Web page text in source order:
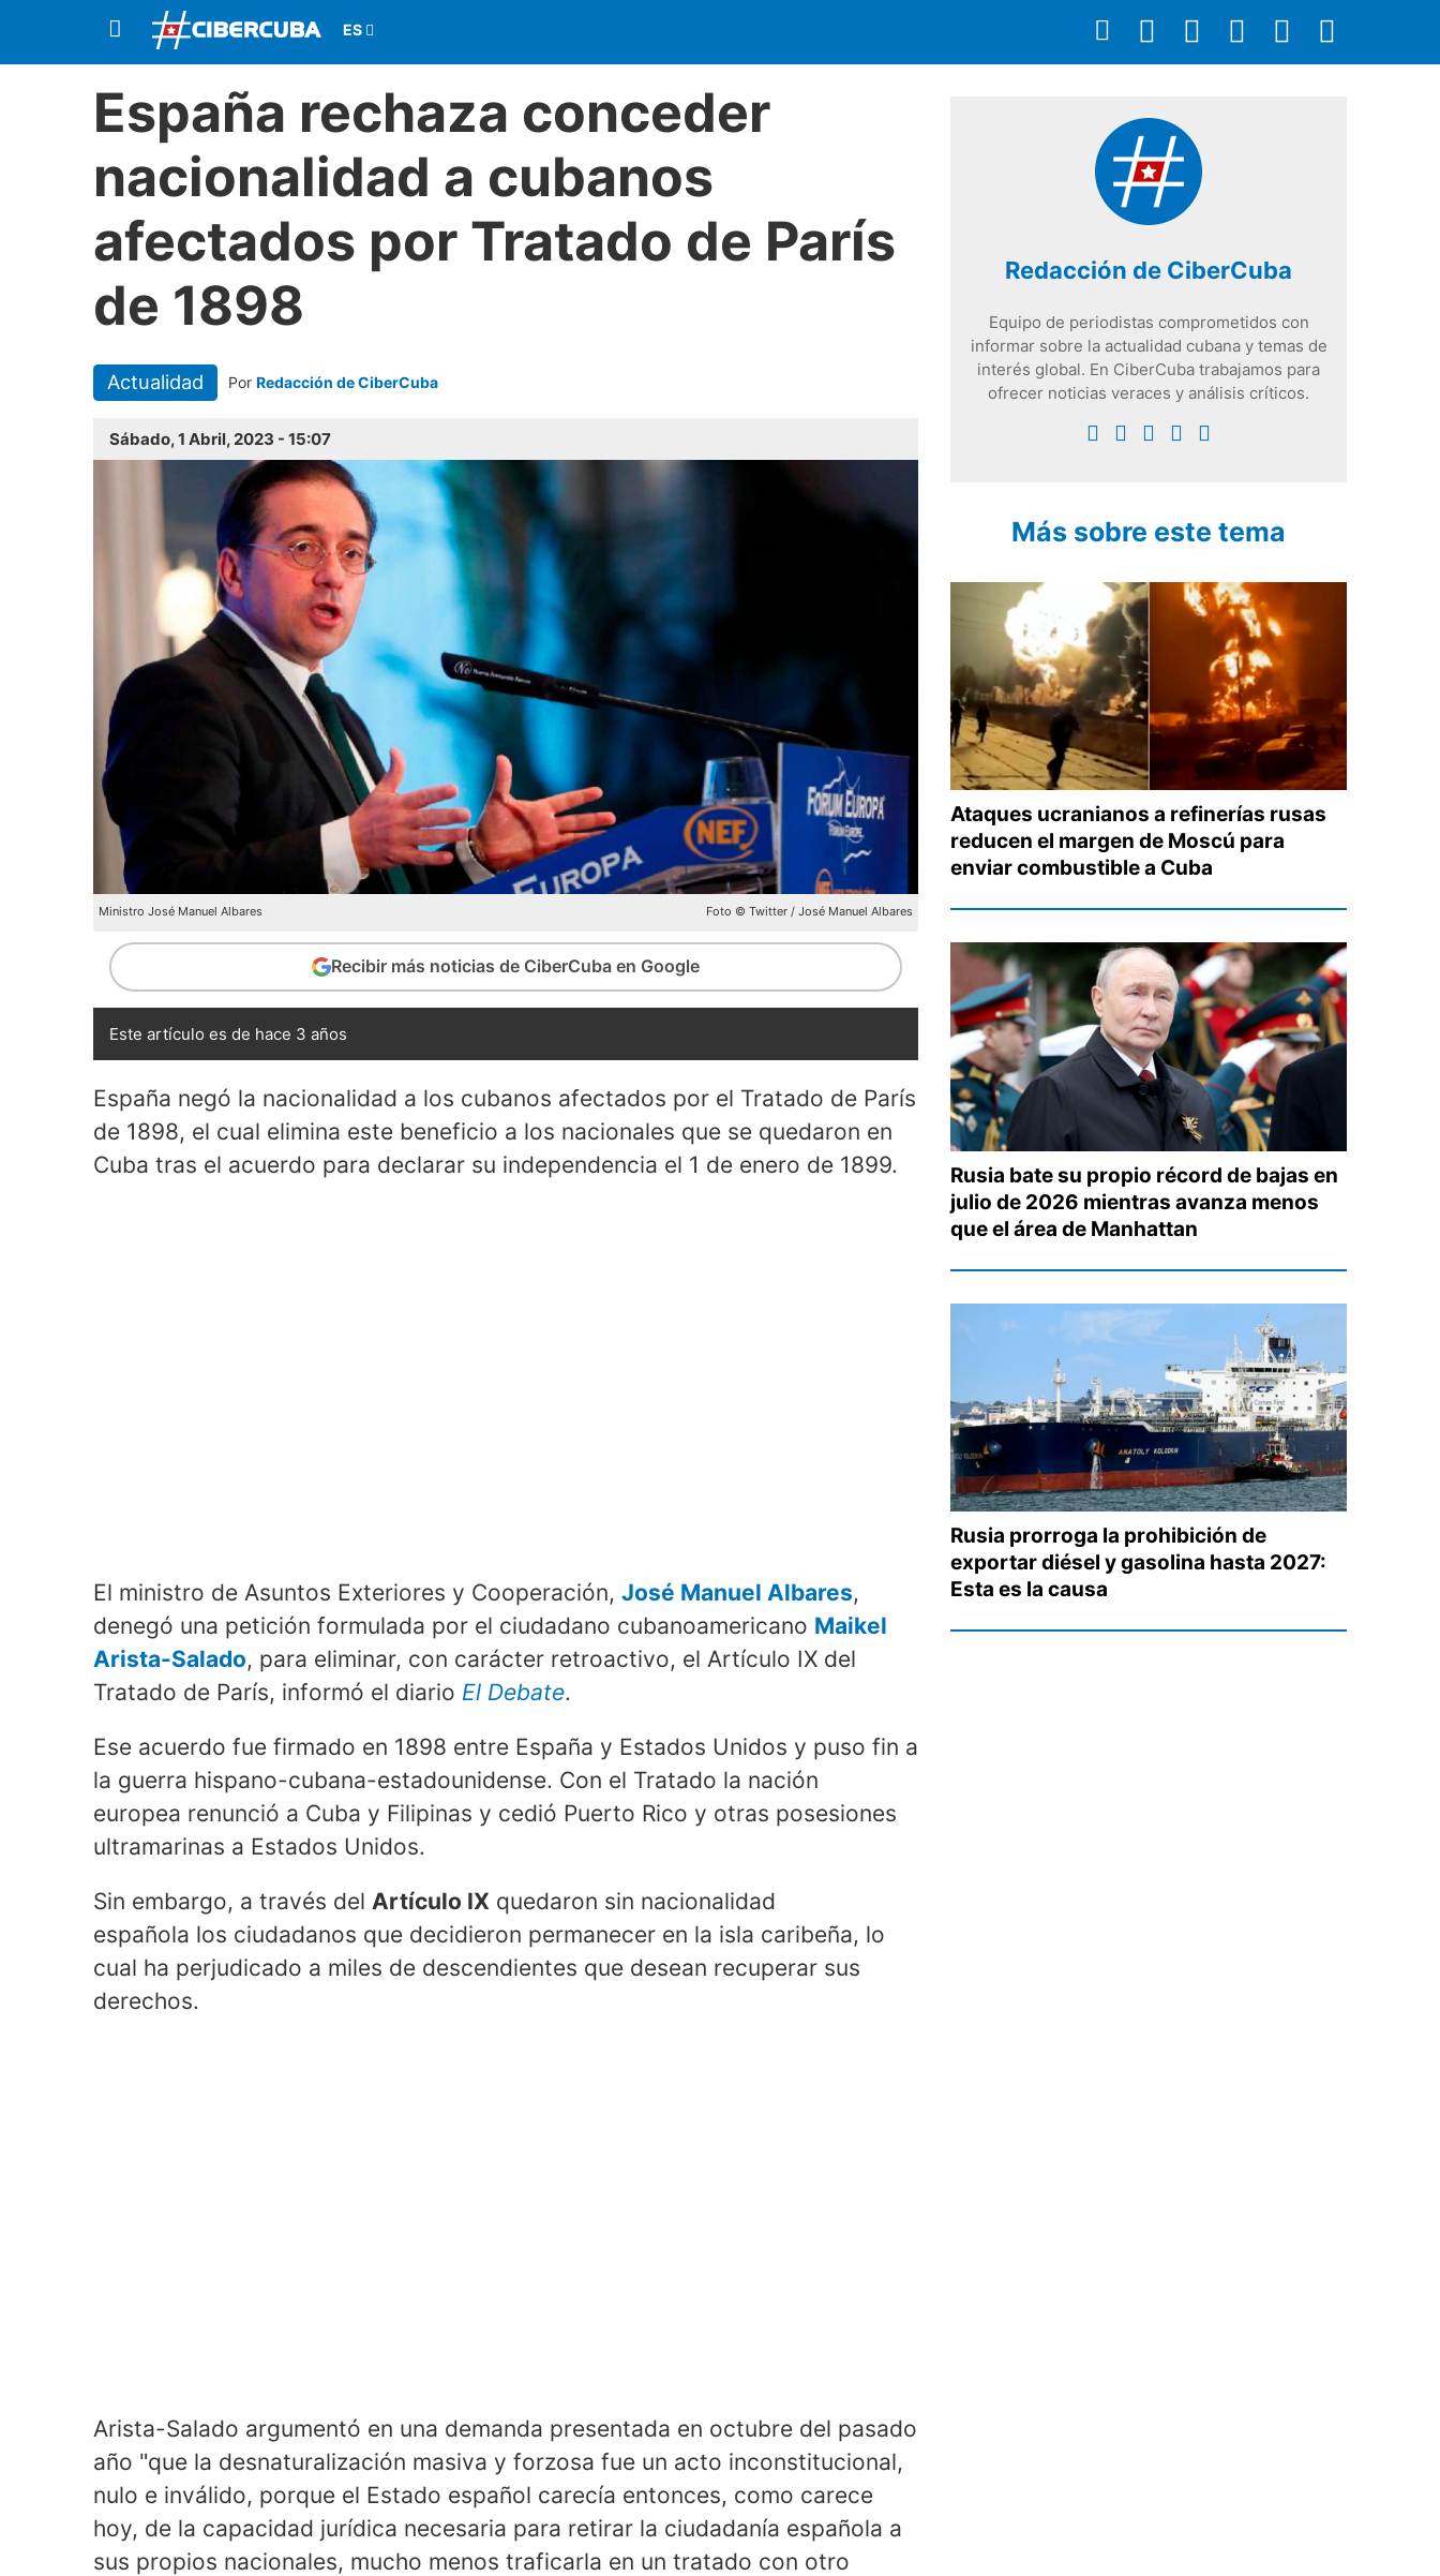
España rechaza conceder
nacionalidad a cubanos
afectados por Tratado de París
de 1898
Actualidad Por Redacción de CiberCuba
Sábado, 1 Abril, 2023 - 15:07
Ministro José Manuel Albares Foto © Twitter / José Manuel Albares
Recibir más noticias de CiberCuba en Google
Este artículo es de hace 3 años
España negó la nacionalidad a los cubanos afectados por el Tratado de París
de 1898, el cual elimina este beneficio a los nacionales que se quedaron en
Cuba tras el acuerdo para declarar su independencia el 1 de enero de 1899.
El ministro de Asuntos Exteriores y Cooperación, José Manuel Albares,
denegó una petición formulada por el ciudadano cubanoamericano Maikel
Arista-Salado, para eliminar, con carácter retroactivo, el Artículo IX del
Tratado de París, informó el diario El Debate.
Ese acuerdo fue firmado en 1898 entre España y Estados Unidos y puso fin a
la guerra hispano-cubana-estadounidense. Con el Tratado la nación
europea renunció a Cuba y Filipinas y cedió Puerto Rico y otras posesiones
ultramarinas a Estados Unidos.
Sin embargo, a través del Artículo IX quedaron sin nacionalidad
española los ciudadanos que decidieron permanecer en la isla caribeña, lo
cual ha perjudicado a miles de descendientes que desean recuperar sus
derechos.
Arista-Salado argumentó en una demanda presentada en octubre del pasado
año "que la desnaturalización masiva y forzosa fue un acto inconstitucional,
nulo e inválido, porque el Estado español carecía entonces, como carece
hoy, de la capacidad jurídica necesaria para retirar la ciudadanía española a
sus propios nacionales, mucho menos traficarla en un tratado con otro
Redacción de CiberCuba
Equipo de periodistas comprometidos con
informar sobre la actualidad cubana y temas de
interés global. En CiberCuba trabajamos para
ofrecer noticias veraces y análisis críticos.
Más sobre este tema
Ataques ucranianos a refinerías rusas
reducen el margen de Moscú para
enviar combustible a Cuba
Rusia bate su propio récord de bajas en
julio de 2026 mientras avanza menos
que el área de Manhattan
Rusia prorroga la prohibición de
exportar diésel y gasolina hasta 2027:
Esta es la causa